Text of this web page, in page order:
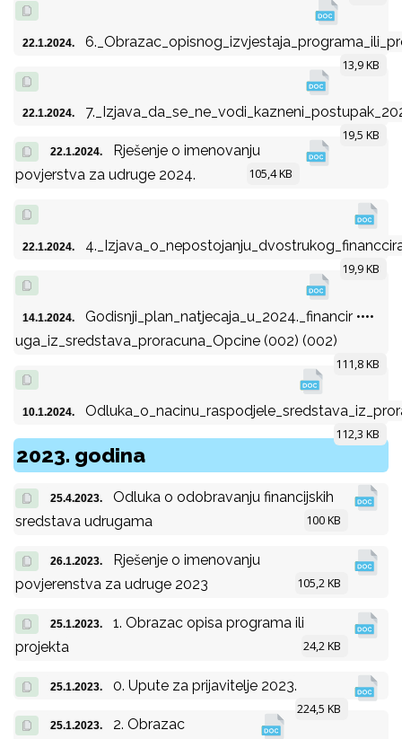
22.1.2024.
13,9 KB
22.1.2024.
19,5 KB
22.1.2024.
Rješenje o imenovanju
povjerstva za udruge 2024.
105,4 KB
22.1.2024.
19,9 KB
14.1.2024.
Godisnji_plan_natjecaja_u_2024._financir ••••
uga_iz_sredstava_proracuna_Opcine (002) (002)
111,8 KB
10.1.2024.
112,3 KB
2023. godina
25.4.2023.
Odluka o odobravanju financijskih
sredstava udrugama
100 KB
26.1.2023.
Rješenje o imenovanju
povjerenstva za udruge 2023
105,2 KB
25.1.2023.
1. Obrazac opisa programa ili
projekta
24,2 KB
25.1.2023. 0. Upute za prijavitelje 2023.
224,5 KB
25.1.2023.
2. Obrazac